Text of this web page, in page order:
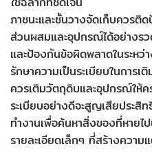
ภาชนะและชั้นวางจัดเก็บควรติ
ส่วนผสมและอุปกรณ์ได้อย่างร
และป้องกันข้อผิดพลาดในระหว่
รักษาความเป็นระเบียบในการเ
ควรเติมวัตถุดิบและอุปกรณ์ให้
ระเบียบอย่างดีจะสูญเสียประ
ทำงานเพื่อค้นหาสิ่งของที่หายไ
รายละเอียดเล็กๆ ที่สร้างควา